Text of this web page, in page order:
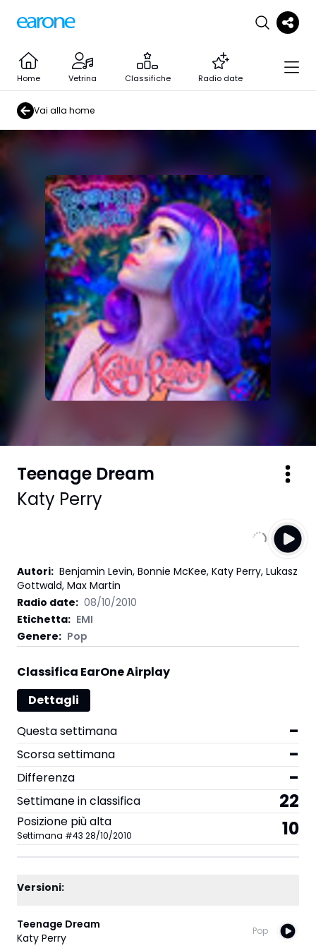
Home Vetrina Classifiche Radio date
Vai alla home
Teenage Dream
Katy Perry
Autori: Benjamin Levin, Bonnie McKee, Katy Perry, Lukasz
Gottwald, Max Martin
Radio date: 08/10/2010
Etichetta: EMI
Genere: Pop
Classifica EarOne Airplay
Dettagli
Questa settimana
-
Scorsa settimana -
Differenza -
Settimane in classifica 22
Posizione più alta
Settimana #43 28/10/2010 10
Versioni:
Teenage Dream
Katy Perry
Pop